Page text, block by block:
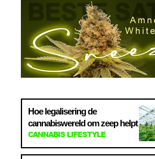
Hoe legalisering de
cannabiswereld om zeep helpt
CANNABIS LIFESTYLE